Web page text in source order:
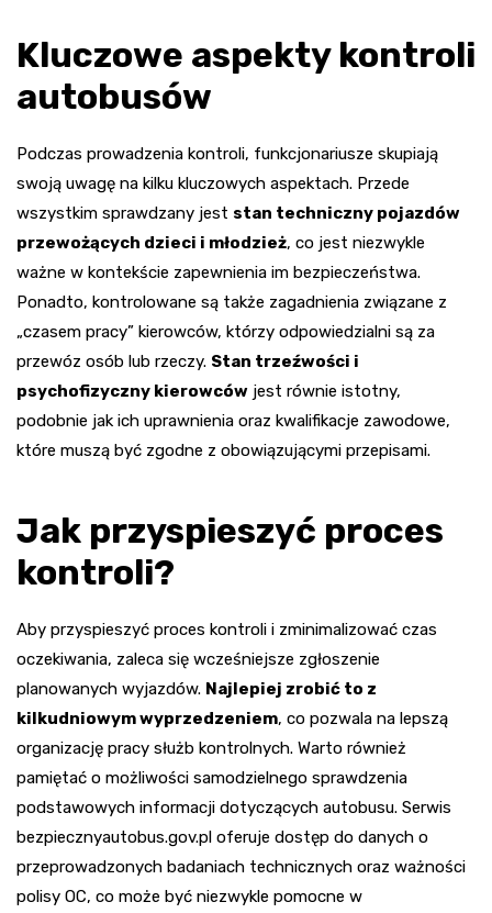
Kluczowe aspekty kontroli
autobusów
Podczas prowadzenia kontroli, funkcjonariusze skupiają
swoją uwagę na kilku kluczowych aspektach. Przede
wszystkim sprawdzany jest stan techniczny pojazdów
przewożących dzieci i młodzież, co jest niezwykle
ważne w kontekście zapewnienia im bezpieczeństwa.
Ponadto, kontrolowane są także zagadnienia związane z
„czasem pracy” kierowców, którzy odpowiedzialni są za
przewóz osób lub rzeczy. Stan trzeźwości i
psychofizyczny kierowców jest równie istotny,
podobnie jak ich uprawnienia oraz kwalifikacje zawodowe,
które muszą być zgodne z obowiązującymi przepisami.
Jak przyspieszyć proces
kontroli?
Aby przyspieszyć proces kontroli i zminimalizować czas
oczekiwania, zaleca się wcześniejsze zgłoszenie
planowanych wyjazdów. Najlepiej zrobić to z
kilkudniowym wyprzedzeniem, co pozwala na lepszą
organizację pracy służb kontrolnych. Warto również
pamiętać o możliwości samodzielnego sprawdzenia
podstawowych informacji dotyczących autobusu. Serwis
bezpiecznyautobus.gov.pl oferuje dostęp do danych o
przeprowadzonych badaniach technicznych oraz ważności
polisy OC, co może być niezwykle pomocne w